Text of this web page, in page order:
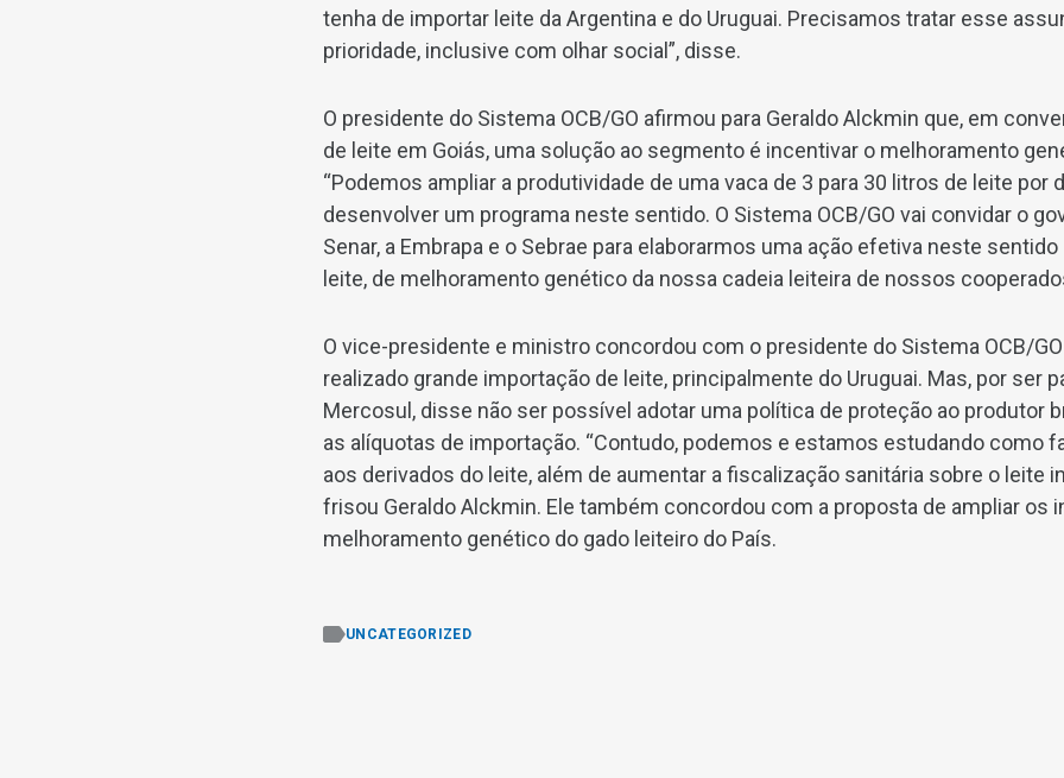
tenha de importar leite da Argentina e do Uruguai. Precisamos tratar esse
prioridade, inclusive com olhar social”, disse.
O presidente do Sistema OCB/GO afirmou para Geraldo Alckmin que, em
de leite em Goiás, uma solução ao segmento é incentivar o melhoramento
“Podemos ampliar a produtividade de uma vaca de 3 para 30 litros de leite por
desenvolver um programa neste sentido. O Sistema OCB/GO vai convidar o
Senar, a Embrapa e o Sebrae para elaborarmos uma ação efetiva neste
leite, de melhoramento genético da nossa cadeia leiteira de nossos
O vice-presidente e ministro concordou com o presidente do Sistema OCB/
realizado grande importação de leite, principalmente do Uruguai. Mas, por ser
Mercosul, disse não ser possível adotar uma política de proteção ao produtor
as alíquotas de importação. “Contudo, podemos e estamos estudando como
aos derivados do leite, além de aumentar a fiscalização sanitária sobre o leite
frisou Geraldo Alckmin. Ele também concordou com a proposta de ampliar os
melhoramento genético do gado leiteiro do País.
UNCATEGORIZED